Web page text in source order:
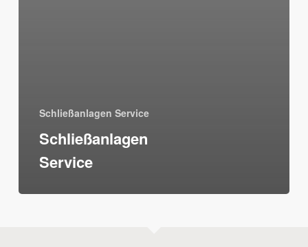
Schließanlagen Service
Schließanlagen
Service